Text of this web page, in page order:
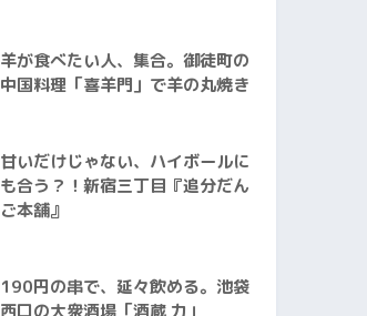
羊が食べたい人、集合。御徒町の
中国料理「喜羊門」で羊の丸焼き
甘いだけじゃない、ハイボールに
も合う？！新宿三丁目『追分だん
ご本舗』
190円の串で、延々飲める。池袋